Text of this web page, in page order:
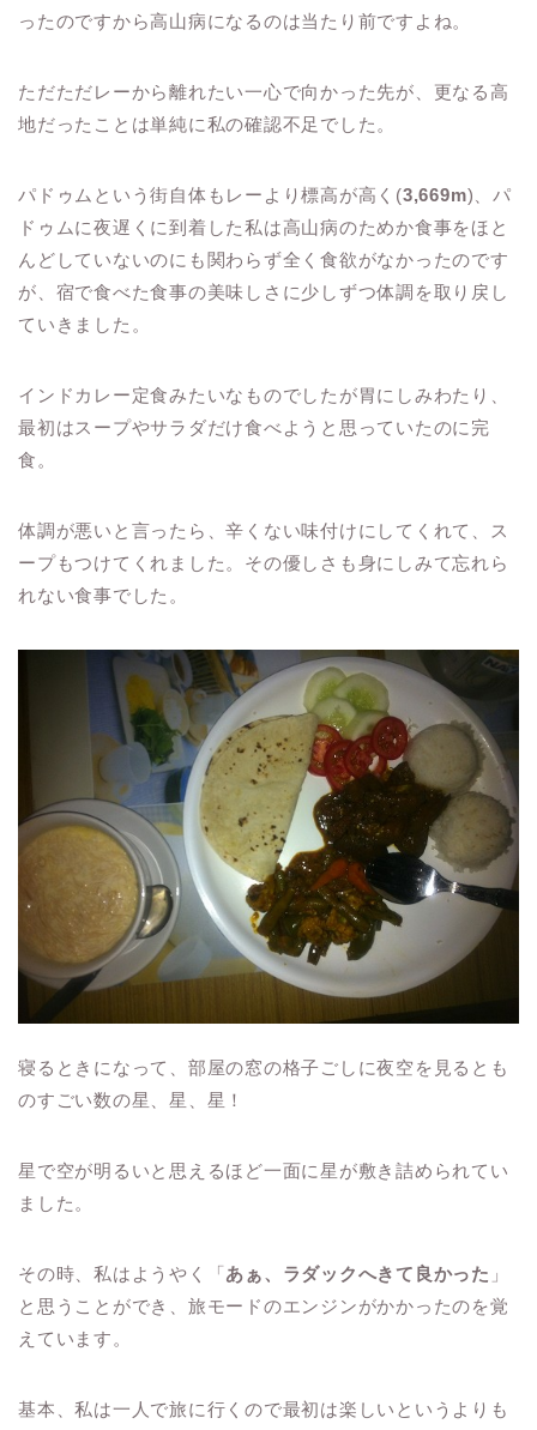
ったのですから高山病になるのは当たり前ですよね。
ただただレーから離れたい一心で向かった先が、更なる高
地だったことは単純に私の確認不足でした。
パドゥムという街自体もレーより標高が高く(3,669m)、パ
ドゥムに夜遅くに到着した私は高山病のためか食事をほと
んどしていないのにも関わらず全く食欲がなかったのです
が、宿で食べた食事の美味しさに少しずつ体調を取り戻し
ていきました。
インドカレー定食みたいなものでしたが胃にしみわたり、
最初はスープやサラダだけ食べようと思っていたのに完
食。
体調が悪いと言ったら、辛くない味付けにしてくれて、ス
ープもつけてくれました。その優しさも身にしみて忘れら
れない食事でした。
寝るときになって、部屋の窓の格子ごしに夜空を見るとも
のすごい数の星、星、星！
星で空が明るいと思えるほど一面に星が敷き詰められてい
ました。
その時、私はようやく「 あぁ、ラダックへきて良かった 」
と思うことができ、旅モードのエンジンがかかったのを覚
えています。
基本、私は一人で旅に行くので最初は楽しいというよりも